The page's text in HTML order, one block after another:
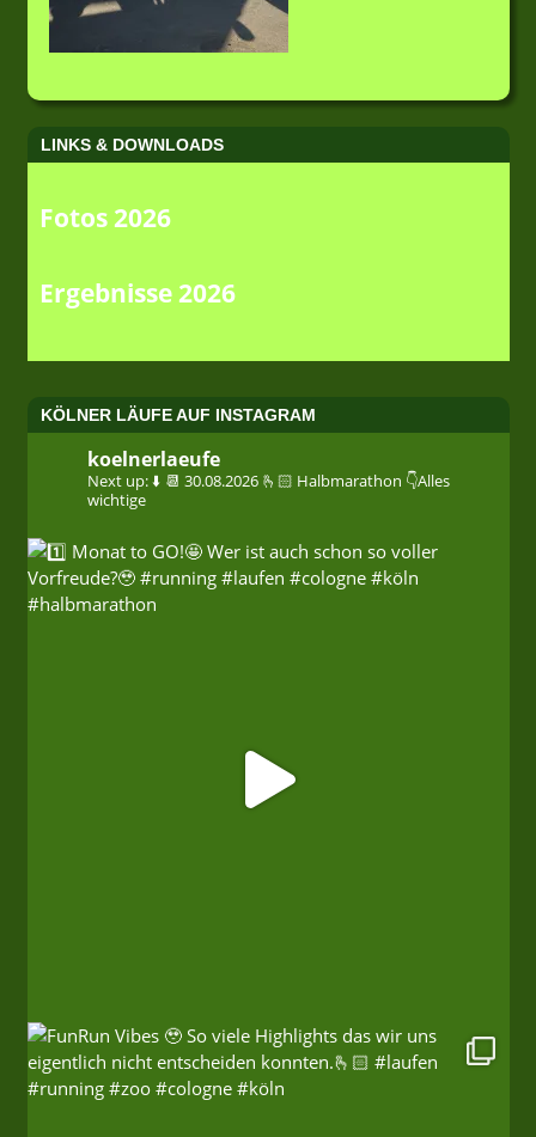
LINKS & DOWNLOADS
Fotos 2026
Ergebnisse 2026
KÖLNER LÄUFE AUF INSTAGRAM
koelnerlaeufe
Next up: ⬇️ 📆 30.08.2026 🫰🏻 Halbmarathon 👇Alles
wichtige